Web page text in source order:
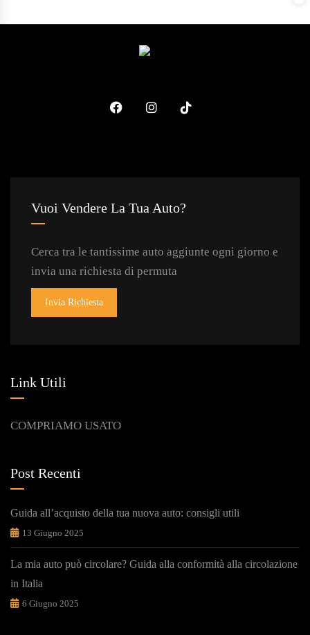
Vuoi Vendere La Tua Auto?
Cerca tra le tantissime auto aggiunte ogni giorno e
invia una richiesta di permuta
Invia Richiesta
Link Utili
COMPRIAMO USATO
Post Recenti
Guida all’acquisto della tua nuova auto: consigli utili
13 Giugno 2025
La mia auto può circolare? Guida alla conformità alla circolazione
in Italia
6 Giugno 2025